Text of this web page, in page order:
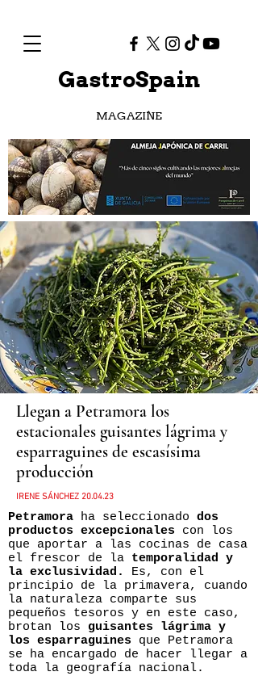
GastroSpain
MAGAZINE
Llegan a Petramora los
estacionales guisantes lágrima y
esparraguines de escasísima
producción
IRENE SÁNCHEZ 20.04.23
Petramora ha seleccionado dos
productos excepcionales con los
que aportar a las cocinas de casa
el frescor de la temporalidad y
la exclusividad.
Es, con el
principio de la primavera, cuando
la naturaleza comparte sus
pequeños tesoros y en este caso,
brotan los guisantes lágrima y
los esparraguines que Petramora
se ha encargado de hacer llegar a
toda la geografía nacional.